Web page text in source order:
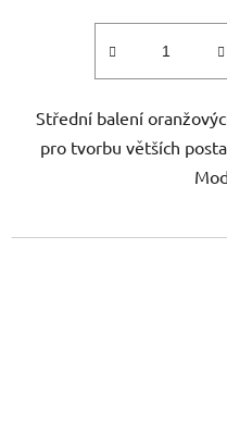
Střední balení
pro tvorbu větších